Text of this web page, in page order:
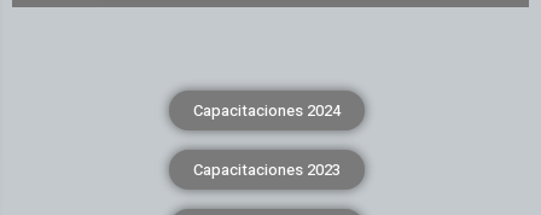
Capacitaciones 2024
Capacitaciones 2023